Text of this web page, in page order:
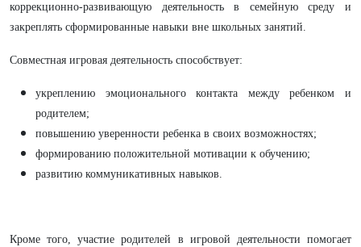
коррекционно-развивающую деятельность в семейную среду и
закреплять сформированные навыки вне школьных занятий.
Совместная игровая деятельность способствует:
укреплению эмоционального контакта между ребенком и
родителем;
повышению уверенности ребенка в своих возможностях;
формированию положительной мотивации к обучению;
развитию коммуникативных навыков.
Кроме того, участие родителей в игровой деятельности помогает